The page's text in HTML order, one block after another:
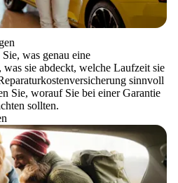
was genau eine
sie abdeckt, welche Laufzeit sie
sinnvoll
Sie, worauf Sie bei einer Garantie
sollten.